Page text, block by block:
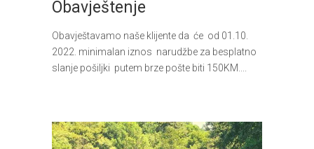
Obavještenje
Obavještavamo naše klijente da će od 01.10.
2022. minimalan iznos narudžbe za besplatno
slanje pošiljki putem brze pošte biti 150KM....